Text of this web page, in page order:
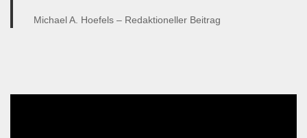
Michael A. Hoefels – Redaktioneller Beitrag